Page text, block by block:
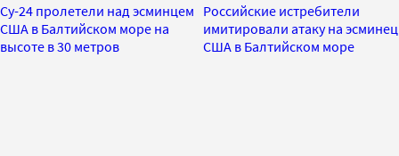
Су-24 пролетели над эсминцем
США в Балтийском море на
высоте в 30 метров
Российские истребители
имитировали атаку на эсминец
США в Балтийском море